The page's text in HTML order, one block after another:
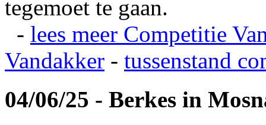
tegemoet te gaan.
- lees meer Competitie
Vandakker - tussenstand
04/06/25 - Berkes in